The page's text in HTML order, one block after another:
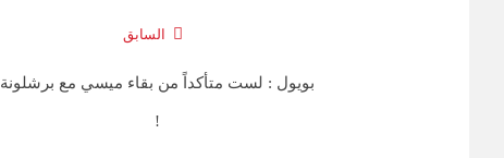
السابق
بويول : لست متأكداً من بقاء ميسي مع برشلونة
!